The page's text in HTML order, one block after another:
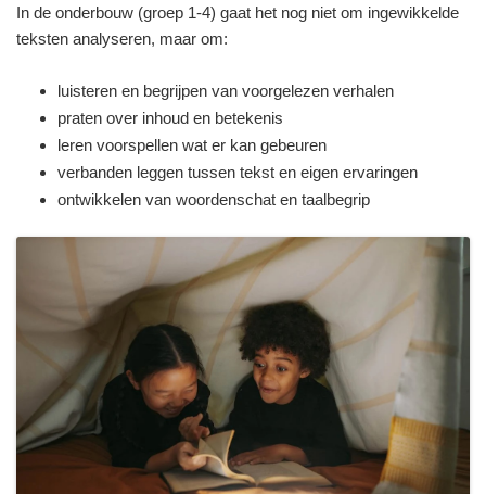
In de onderbouw (groep 1-4) gaat het nog niet om ingewikkelde
teksten analyseren, maar om:
luisteren en begrijpen van voorgelezen verhalen
praten over inhoud en betekenis
leren voorspellen wat er kan gebeuren
verbanden leggen tussen tekst en eigen ervaringen
ontwikkelen van woordenschat en taalbegrip